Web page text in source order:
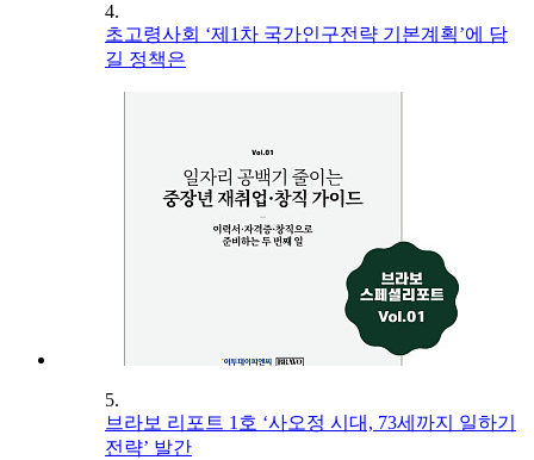
4.
초고령사회 ‘제1차 국가인구전략 기본계획’에 담
길 정책은
5.
브라보 리포트 1호 ‘사오정 시대, 73세까지 일하기
전략’ 발간